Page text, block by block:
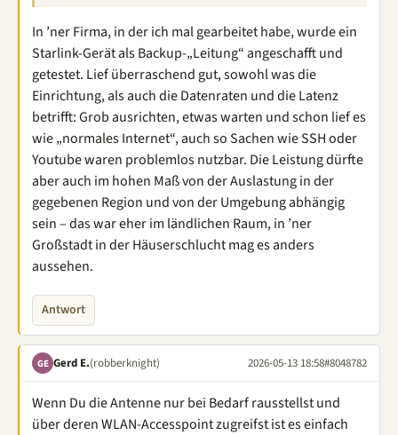
In ’ner Firma, in der ich mal gearbeitet habe, wurde ein
Starlink-Gerät als Backup-„Leitung“ angeschafft und
getestet. Lief überraschend gut, sowohl was die
Einrichtung, als auch die Datenraten und die Latenz
betrifft: Grob ausrichten, etwas warten und schon lief es
wie „normales Internet“, auch so Sachen wie SSH oder
Youtube waren problemlos nutzbar. Die Leistung dürfte
aber auch im hohen Maß von der Auslastung in der
gegebenen Region und von der Umgebung abhängig
sein – das war eher im ländlichen Raum, in ’ner
Großstadt in der Häuserschlucht mag es anders
aussehen.
Antwort
GE Gerd E.(robberknight) 2026-05-13 18:58#8048782
Wenn Du die Antenne nur bei Bedarf rausstellst und
über deren WLAN-Accesspoint zugreifst ist es einfach